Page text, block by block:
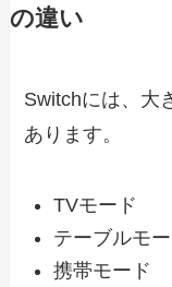
の違い
Switchには、大
あります。
TVモード
テーブルモ
携帯モード